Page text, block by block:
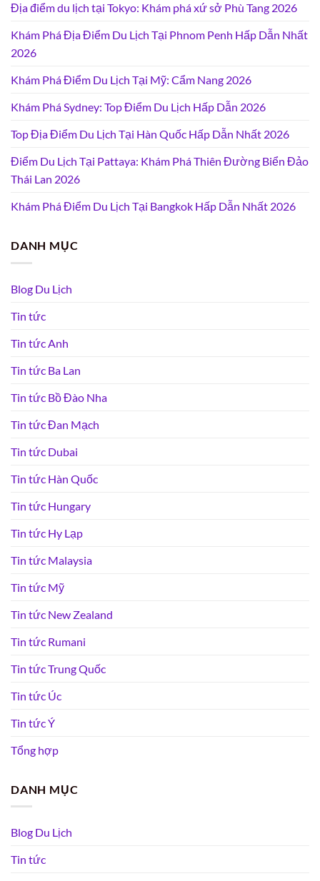
Địa điểm du lịch tại Tokyo: Khám phá xứ sở Phù Tang 2026
Khám Phá Địa Điểm Du Lịch Tại Phnom Penh Hấp Dẫn Nhất
2026
Khám Phá Điểm Du Lịch Tại Mỹ: Cẩm Nang 2026
Khám Phá Sydney: Top Điểm Du Lịch Hấp Dẫn 2026
Top Địa Điểm Du Lịch Tại Hàn Quốc Hấp Dẫn Nhất 2026
Điểm Du Lịch Tại Pattaya: Khám Phá Thiên Đường Biển Đảo
Thái Lan 2026
Khám Phá Điểm Du Lịch Tại Bangkok Hấp Dẫn Nhất 2026
DANH MỤC
Blog Du Lịch
Tin tức
Tin tức Anh
Tin tức Ba Lan
Tin tức Bồ Đào Nha
Tin tức Đan Mạch
Tin tức Dubai
Tin tức Hàn Quốc
Tin tức Hungary
Tin tức Hy Lạp
Tin tức Malaysia
Tin tức Mỹ
Tin tức New Zealand
Tin tức Rumani
Tin tức Trung Quốc
Tin tức Úc
Tin tức Ý
Tổng hợp
DANH MỤC
Blog Du Lịch
Tin tức